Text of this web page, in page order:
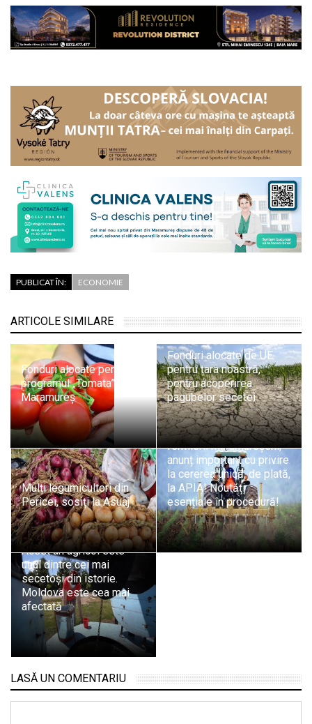
PUBLICAT ÎN: ECONOMIE
ARTICOLE SIMILARE
Fonduri alocate pentru
programul „Tomata” în
Maramureș
Fonduri alocate de UE
pentru țara noastră,
pentru acoperirea
pagubelor secetei
Mulți legumicultori din
Pericei, sosiți la Asuaj
Din 1 martie 2023: Pentru
fermierii maramureșeni,
anunț important cu privire
la cererea unică, de plată,
la APIA! Noutăți
esențiale în procedură!
Elena Mateescu (ANM):
Acest an agricol este
unul dintre cei mai
secetoşi din istorie.
Moldova este cea mai
afectată
LASĂ UN COMENTARIU